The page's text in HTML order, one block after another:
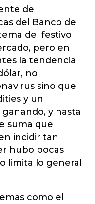
de
del Banco de
del festivo
pero en
la tendencia
no
sino que
y un
y hasta
suma que
incidir tan
hubo pocas
limita lo general
como el